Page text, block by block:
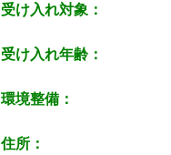
受け入れ対象：
受け入れ年齢：
環境整備：
住所：